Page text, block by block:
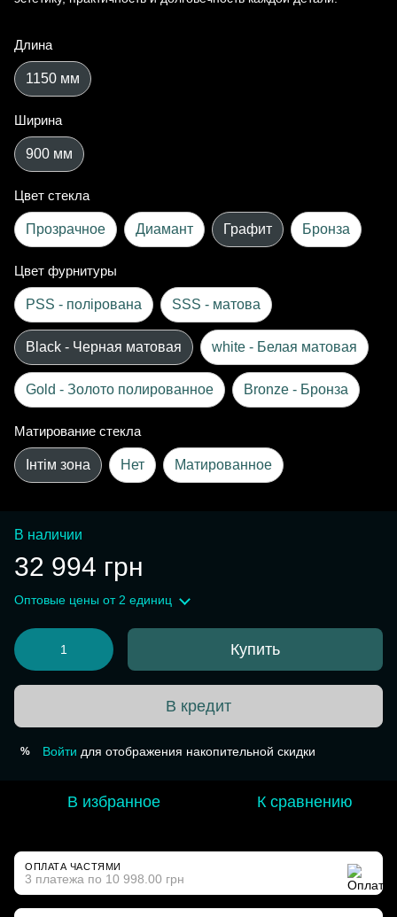
Длина
1150 мм
Ширина
900 мм
Цвет стекла
Прозрачное Диамант Графит Бронза
Цвет фурнитуры
PSS - полірована SSS - матова
Black - Черная матовая white - Белая матовая
Gold - Золото полированное Bronze - Бронза
Матирование стекла
Інтім зона Нет Матированное
В наличии
32 994 грн
Оптовые цены от 2 единиц
Купить
В кредит
% Войти для отображения накопительной скидки
В избранное К сравнению
ОПЛАТА ЧАСТЯМИ
3 платежа по 10 998.00 грн